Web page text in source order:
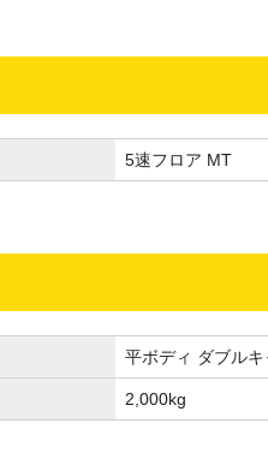
5速フロア MT
平ボディ ダブル
2,000kg